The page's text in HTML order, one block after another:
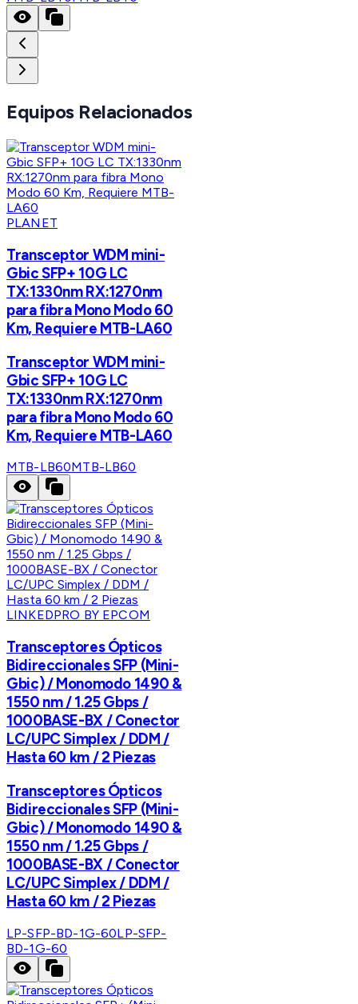
Equipos Relacionados
PLANET
Transceptor WDM mini-
Gbic SFP+ 10G LC
TX:1330nm RX:1270nm
para fibra Mono Modo 60
Km, Requiere MTB-LA60
Transceptor WDM mini-
Gbic SFP+ 10G LC
TX:1330nm RX:1270nm
para fibra Mono Modo 60
Km, Requiere MTB-LA60
MTB-LB60MTB-LB60
LINKEDPRO BY EPCOM
Transceptores Ópticos
Bidireccionales SFP (Mini-
Gbic) / Monomodo 1490 &
1550 nm / 1.25 Gbps /
1000BASE-BX / Conector
LC/UPC Simplex / DDM /
Hasta 60 km / 2 Piezas
Transceptores Ópticos
Bidireccionales SFP (Mini-
Gbic) / Monomodo 1490 &
1550 nm / 1.25 Gbps /
1000BASE-BX / Conector
LC/UPC Simplex / DDM /
Hasta 60 km / 2 Piezas
LP-SFP-BD-1G-60LP-SFP-
BD-1G-60